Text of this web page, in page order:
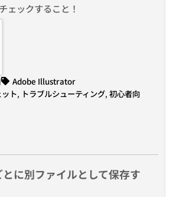
ェックすること！
Adobe Illustrator
ト, トラブルシューティング, 初心者向
に別ファイルとして保存す